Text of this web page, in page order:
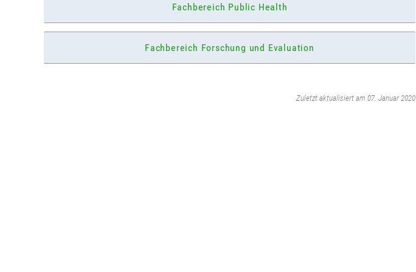
Fachbereich Public Health
Fachbereich Forschung und Evaluation
‌Zuletzt aktualisiert am 07. Januar 2020